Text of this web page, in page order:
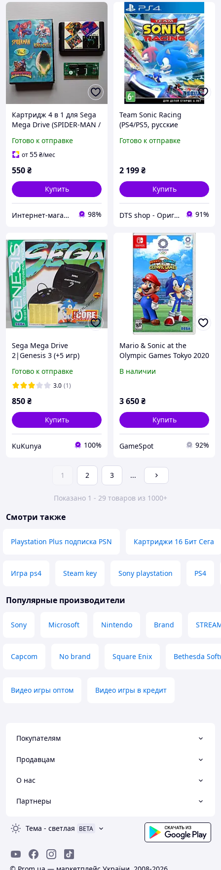
Картридж 4 в 1 для Sega
Mega Drive (SPIDER-MAN /
Sunsetriders / Alien 3)
Идеал, рабочий
Готово к отправке
от55₴/мес
550₴
Купить
Интернет-магазин «SPORT MAN» 98%
Team Sonic Racing
(PS4/PS5, русские
Готово к отправке
2 199₴
Купить
DTS shop - Оригінальна техніка 91%
Sega Mega Drive
2|Genesis 3 (+5 игр)
Готово к отправке
3.0 (1)
850₴
Купить
KuKunya 100%
Mario & Sonic at the
Olympic Games Tokyo 2020
В наличии
3 650₴
Купить
GameSpot 92%
1 2 3 ...
Показано 1 - 29 товаров из 1000+
Смотри также
Playstation Plus подписка PSN Картриджи 16 Бит Сега
Игра ps4 Steam key Sony playstation PS4
Популярные производители
Sony Microsoft Nintendo Brand
Capcom No brand Square Enix Bethesda
Видео игры оптом Видео игры в кредит
Покупателям
Продавцам
О нас
Партнеры
Тема - светлая BETA